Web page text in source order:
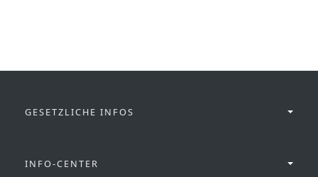
GESETZLICHE INFOS
INFO-CENTER